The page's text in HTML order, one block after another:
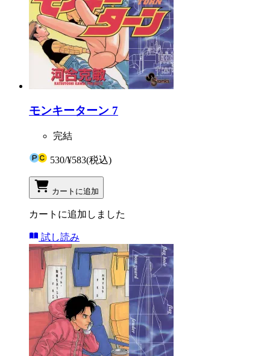
モンキーターン 7
完結
530/¥583(税込)
カートに追加
カートに追加しました
試し読み